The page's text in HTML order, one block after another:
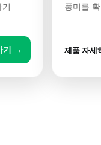
기 →
풍미를
제품 자세